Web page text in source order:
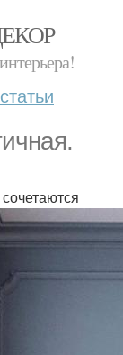
статьи